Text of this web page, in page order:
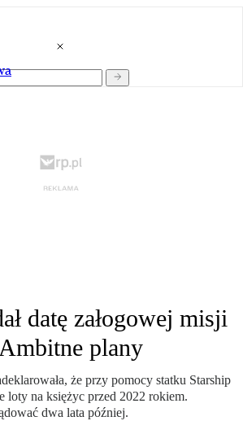
datę załogowej misji
plany
że przy pomocy statku Starship
loty na księżyc przed 2022 rokiem.
dwa lata później.